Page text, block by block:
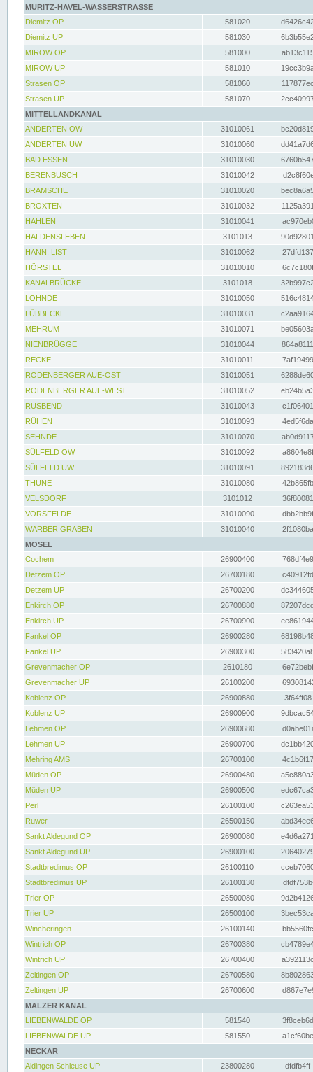
MÜRITZ-HAVEL-WASSERSTRASSE
Diemitz OP
581020
Diemitz UP
581030
MIROW OP
581000
MIROW UP
581010
Strasen OP
581060
Strasen UP
581070
MITTELLANDKANAL
ANDERTEN OW
31010061
ANDERTEN UW
31010060
BAD ESSEN
31010030
BERENBUSCH
31010042
BRAMSCHE
31010020
BROXTEN
31010032
HAHLEN
31010041
HALDENSLEBEN
3101013
HANN. LIST
31010062
HÖRSTEL
31010010
KANALBRÜCKE
3101018
LOHNDE
31010050
LÜBBECKE
31010031
MEHRUM
31010071
NIENBRÜGGE
31010044
RECKE
31010011
RODENBERGER AUE-OST
31010051
RODENBERGER AUE-WEST
31010052
RUSBEND
31010043
RÜHEN
31010093
SEHNDE
31010070
SÜLFELD OW
31010092
SÜLFELD UW
31010091
THUNE
31010080
VELSDORF
3101012
VORSFELDE
31010090
WARBER GRABEN
31010040
MOSEL
Cochem
26900400
Detzem OP
26700180
Detzem UP
26700200
Enkirch OP
26700880
Enkirch UP
26700900
Fankel OP
26900280
Fankel UP
26900300
Grevenmacher OP
2610180
Grevenmacher UP
26100200
Koblenz OP
26900880
Koblenz UP
26900900
Lehmen OP
26900680
Lehmen UP
26900700
Mehring AMS
26700100
Müden OP
26900480
Müden UP
26900500
Perl
26100100
Ruwer
26500150
Sankt Aldegund OP
26900080
Sankt Aldegund UP
26900100
Stadtbredimus OP
26100110
Stadtbredimus UP
26100130
Trier OP
26500080
Trier UP
26500100
Wincheringen
26100140
Wintrich OP
26700380
Wintrich UP
26700400
Zeltingen OP
26700580
Zeltingen UP
26700600
MALZER KANAL
LIEBENWALDE OP
581540
LIEBENWALDE UP
581550
NECKAR
Aldingen Schleuse UP
23800280